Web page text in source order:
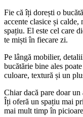
Fie că îți dorești o
accente clasice și
spațiu. El este cel care
te miști în fiecare zi.
Pe lângă mobilier,
bucătărie bine ales
culoare, textură și un
Chiar dacă pare doar
Îți oferă un spațiu mai
mai mult timp în